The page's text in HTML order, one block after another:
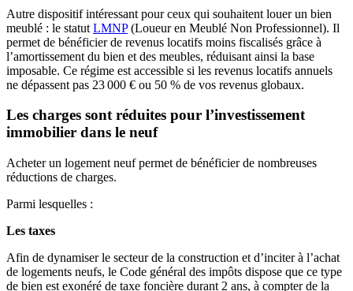
Autre dispositif intéressant pour ceux qui souhaitent louer un bien
meublé : le statut LMNP(Loueur en Meublé Non Professionnel). Il
permet de bénéficier de revenus locatifs moins fiscalisés grâce à
l’amortissement du bien et des meubles, réduisant ainsi la base
imposable. Ce régime est accessible si les revenus locatifs annuels
ne dépassent pas 23 000 € ou 50 % de vos revenus globaux.
Les charges sont réduites pour l’investissement
immobilier dans le neuf
Acheter un logement neuf permet de bénéficier de nombreuses
réductions de charges.
Parmi lesquelles :
Les taxes
Afin de dynamiser le secteur de la construction et d’inciter à l’achat
de logements neufs, le Code général des impôts dispose que ce type
de bien est exonéré de taxe foncière durant 2 ans, à compter de la